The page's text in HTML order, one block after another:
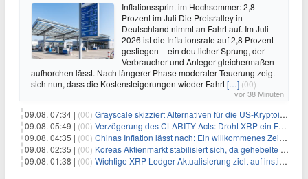
Inflationssprint im Hochsommer: 2,8
Prozent im Juli Die Preisralley in
Deutschland nimmt an Fahrt auf. Im Juli
2026 ist die Inflationsrate auf 2,8 Prozent
gestiegen – ein deutlicher Sprung, der
Verbraucher und Anleger gleichermaßen
aufhorchen lässt. Nach längerer Phase moderater Teuerung zeigt
sich nun, dass die Kostensteigerungen wieder Fahrt[…] (00)
vor 38 Minuten
09.08. 07:34 | (00) Grayscale skizziert Alternativen für die US-Kryptoindustrie ohne CLARITY Act
09.08. 05:49 | (00) Verzögerung des CLARITY Acts: Droht XRP ein Fall unter die $1-Marke?
09.08. 04:35 | (00) Chinas Inflation lässt nach: Ein willkommenes Zeichen für Investoren angesichts der Folgen des Öl-Schocks
09.08. 02:35 | (00) Koreas Aktienmarkt stabilisiert sich, da gehebelte Positionen abgebaut werden
09.08. 01:38 | (00) Wichtige XRP Ledger Aktualisierung zielt auf institutionelle Akzeptanz ab